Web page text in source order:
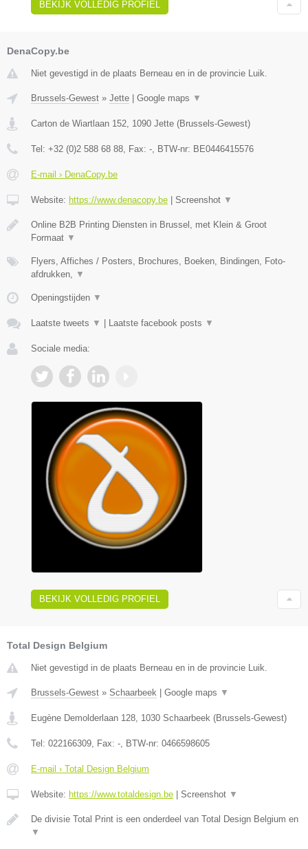
BEKIJK VOLLEDIG PROFIEL
DenaCopy.be
Niet gevestigd in de plaats Berneau en in de provincie Luik.
Brussels-Gewest » Jette Google maps ▼
Carton de Wiartlaan 152 1090 Jette (Brussels-Gewest)
Tel: +32 (0)2 588 68 88 , Fax: - , BTW-nr: BE0446415576
E-mail › DenaCopy.be
Website: https://www.denacopy.be Screenshot ▼
Online B2B Printing Diensten in Brussel, met Klein & Groot
Formaat ▼
Flyers, Affiches / Posters, Brochures, Boeken, Bindingen, Foto-
afdrukken,
▼
Openingstijden ▼
Laatste tweets ▼ Laatste facebook posts ▼
Sociale media:
BEKIJK VOLLEDIG PROFIEL
Total Design Belgium
Niet gevestigd in de plaats Berneau en in de provincie Luik.
Brussels-Gewest » Schaarbeek Google maps ▼
Eugène Demolderlaan 128 1030 Schaarbeek (Brussels-Gewest)
Tel: 022166309 , Fax: - , BTW-nr: 0466598605
E-mail › Total Design Belgium
Website: https://www.totaldesign.be Screenshot ▼
De divisie Total Print is een onderdeel van Total Design Belgium en
▼